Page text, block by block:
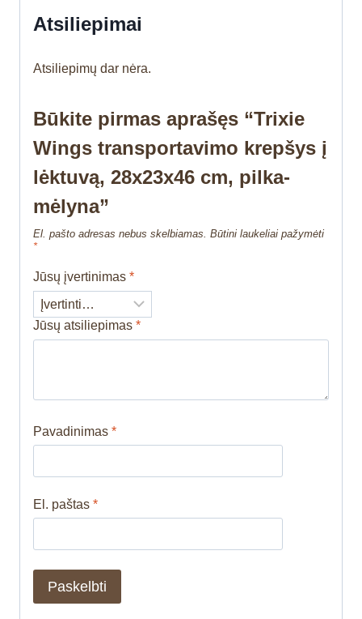
Atsiliepimai
Atsiliepimų dar nėra.
Būkite pirmas aprašęs “Trixie
Wings transportavimo krepšys į
lėktuvą, 28x23x46 cm, pilka-
mėlyna”
El. pašto adresas nebus skelbiamas. Būtini laukeliai pažymėti
*
Jūsų įvertinimas *
Jūsų atsiliepimas *
Pavadinimas *
El. paštas *